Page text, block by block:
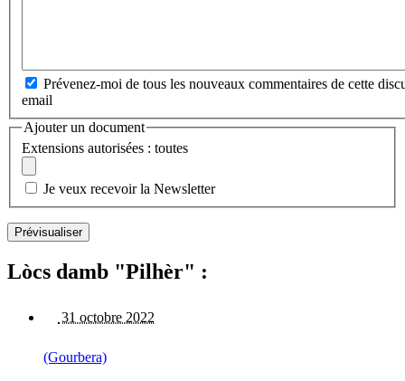
Prévenez-moi de tous les nouveaux commentaires de cette
email
Ajouter un document
Extensions autorisées : toutes
Je veux recevoir la Newsletter
Lòcs damb "Pilhèr" :
31 octobre 2022
(Gourbera)